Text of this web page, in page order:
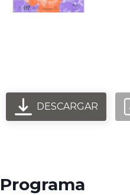
DESCARGAR
Programa